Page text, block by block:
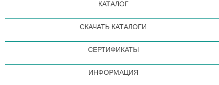
КАТАЛОГ
СКАЧАТЬ КАТАЛОГИ
СЕРТИФИКАТЫ
ИНФОРМАЦИЯ